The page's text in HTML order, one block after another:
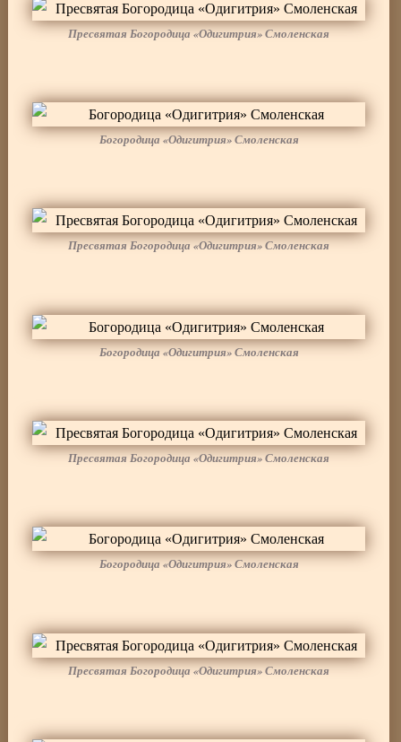
Пресвятая Богородица «Одигитрия» Смоленская
Богородица «Одигитрия» Смоленская
Пресвятая Богородица «Одигитрия» Смоленская
Богородица «Одигитрия» Смоленская
Пресвятая Богородица «Одигитрия» Смоленская
Богородица «Одигитрия» Смоленская
Пресвятая Богородица «Одигитрия» Смоленская